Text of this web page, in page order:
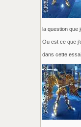
la question que
Ou est ce que
dans cette